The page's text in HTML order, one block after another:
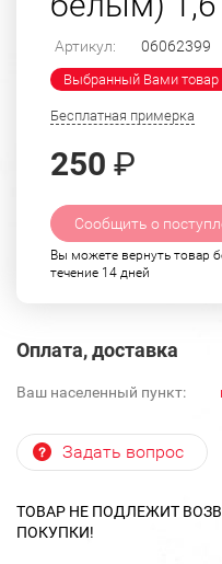
Артикул: 06062399
Выбранный Вами товар
Бесплатная примерка
250 ₽
Сообщить о
Вы можете вернуть товар
течение 14 дней
Оплата, доставка
Ваш населенный пункт:
Задать вопрос
ТОВАР НЕ ПОДЛЕЖИТ
ПОКУПКИ!